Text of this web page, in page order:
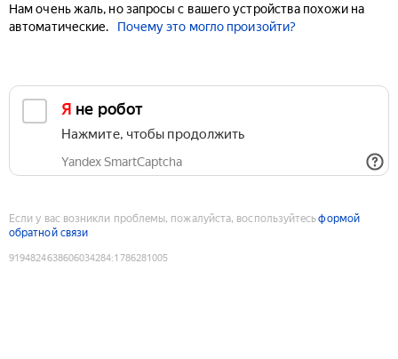
Нам очень жаль, но запросы с вашего устройства похожи на
автоматические.
Почему это могло произойти?
Я не робот
Нажмите, чтобы продолжить
Yandex SmartCaptcha
Если у вас возникли проблемы, пожалуйста, воспользуйтесьформой
обратной связи
9194824638606034284:1786281005